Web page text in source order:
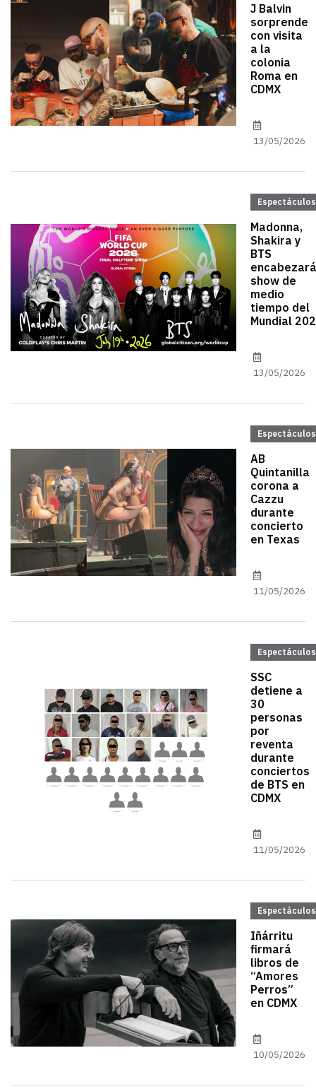
J Balvin
sorprende
con visita
a la
colonia
Roma en
CDMX
13/05/2026
Espectáculos
Madonna,
Shakira y
BTS
show de
medio
tiempo del
Mundial
13/05/2026
Espectáculos
AB
Quintanilla
corona a
Cazzu
durante
concierto
en Texas
11/05/2026
Espectáculos
SSC
detiene a
30
personas
por
reventa
durante
conciertos
de BTS en
CDMX
11/05/2026
Espectáculos
Iñárritu
firmará
libros de
“Amores
Perros”
en CDMX
10/05/2026